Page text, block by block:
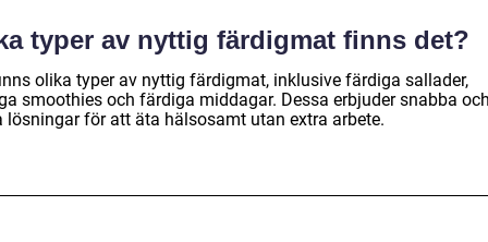
typer av nyttig färdigmat finns det?
olika typer av nyttig färdigmat, inklusive färdiga sallader,
smoothies och färdiga middagar. Dessa erbjuder snabba
lösningar för att äta hälsosamt utan extra arbete.